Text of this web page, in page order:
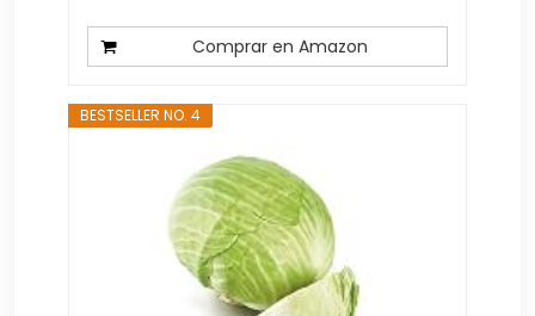
Comprar en Amazon
BESTSELLER NO. 4